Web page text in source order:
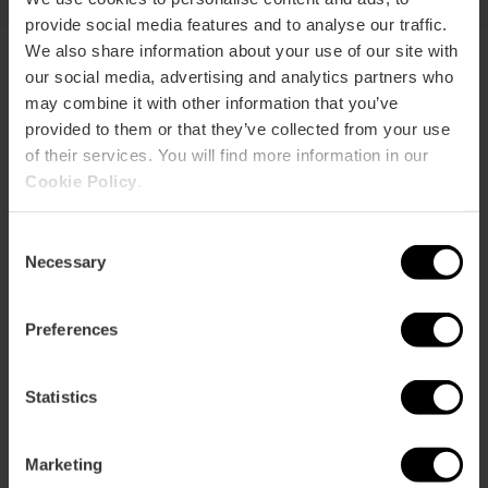
provide social media features and to analyse our traffic.
We also share information about your use of our site with
our social media, advertising and analytics partners who
may combine it with other information that you’ve
provided to them or that they’ve collected from your use
of their services. You will find more information in our
Cookie Policy
Selection
Necessary
Preferences
Statistics
Marketing
Beleef de Fallas als een
echte fallero
Dompel jezelf onder in de gebruiken
die deze feesten uniek maken. Proef
langs de verlichte straten in de
alleen de falleros kennen.